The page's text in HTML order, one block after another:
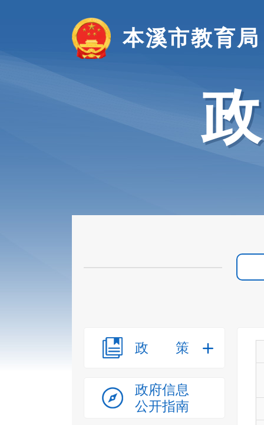
本溪市教育局
政策
政府信息
公开指南